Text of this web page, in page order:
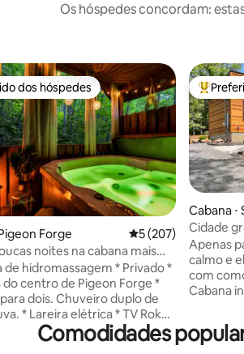
Os hóspedes concordam:
preferidos dos hóspedes
dos hóspedes
Forge 5 de uma avaliação
5 (207)
noites na cabana mais
apenas para adultos
* Privado *
centro de Pigeon Forge *
dois. Chuveiro duplo de
TV Roku
* Máquina lava e seca *
materiais de limpeza extras
Entre
Cabana ⋅
Cidade
Apenas
calmo e
com
Cabana
Banheira
Comodidades